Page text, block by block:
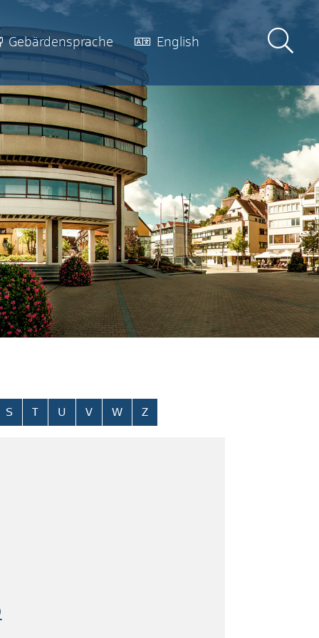
Gebärdensprache English
S T U V W Z